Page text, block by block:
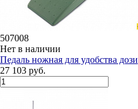
507008
Нет в наличии
Педаль ножная для удобства
27 103 руб.